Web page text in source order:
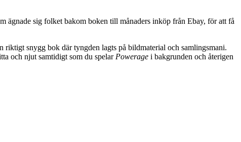
ägnade sig folket bakom boken till månaders inköp från Ebay, för att få
riktigt snygg bok där tyngden lagts på bildmaterial och samlingsmani.
och njut samtidigt som du spelar Powerage i bakgrunden och återigen